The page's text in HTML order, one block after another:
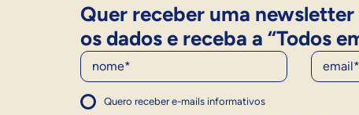
Quer receber uma newsletter
os dados e receba a “Todos
Nome E-Mail
Quero receber e-mails informativos
1
Concordo com a política
Concordo com a política